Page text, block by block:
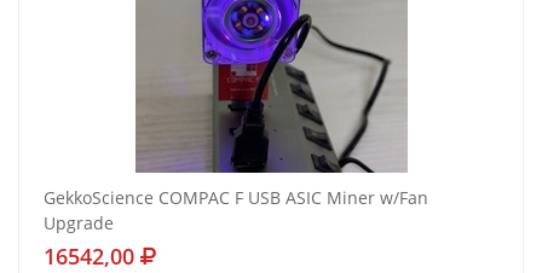
GekkoScience COMPAC F USB ASIC Miner w/Fan
Upgrade
16542,00